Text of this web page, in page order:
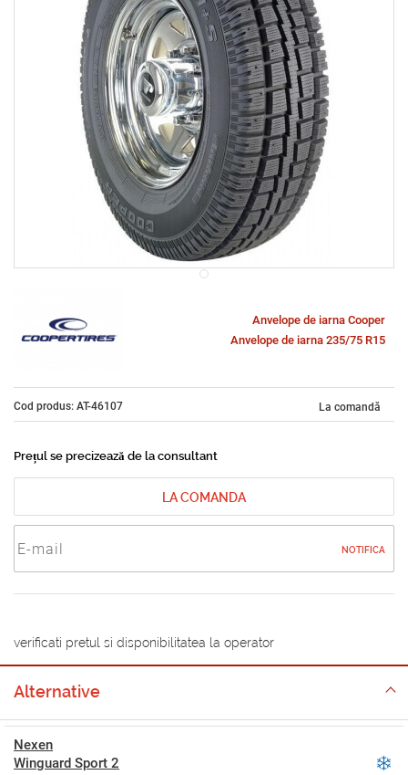
Anvelope de iarna Cooper
Anvelope de iarna 235/75 R15
Cod produs: AT-46107 La comandă
Prețul se precizează de la consultant
LA COMANDA
NOTIFICA
verificati pretul si disponibilitatea la operator
Alternative
Nexen
Winguard Sport 2